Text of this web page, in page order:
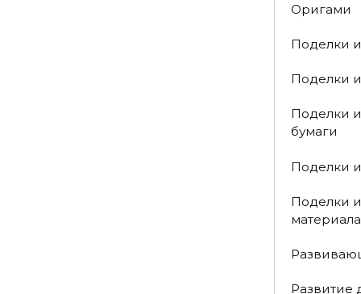
Оригами
Поделки
Поделки
Поделки
бумаги
Поделки
Поделки
материала
Развитие